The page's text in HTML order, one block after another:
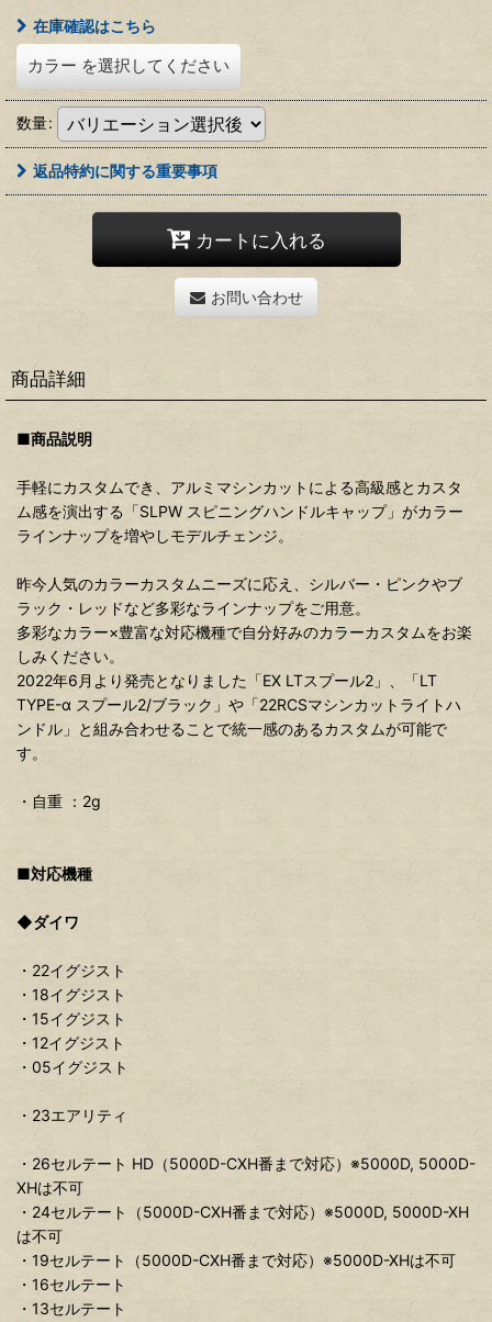
在庫確認はこちら
カラー を選択してください
数量:
返品特約に関する重要事項
カートに入れる
お問い合わせ
商品詳細
■商品説明
手軽にカスタムでき、アルミマシンカットによる高級感とカスタ
ム感を演出する「SLPW スピニングハンドルキャップ」がカラー
ラインナップを増やしモデルチェンジ。
昨今人気のカラーカスタムニーズに応え、シルバー・ピンクやブ
ラック・レッドなど多彩なラインナップをご用意。
多彩なカラー×豊富な対応機種で自分好みのカラーカスタムをお楽
しみください。
2022年6月より発売となりました「EX LTスプール2」、「LT
TYPE-α スプール2/ブラック」や「22RCSマシンカットライトハ
ンドル」と組み合わせることで統一感のあるカスタムが可能で
す。
・自重 ：2g
■対応機種
◆ダイワ
・22イグジスト
・18イグジスト
・15イグジスト
・12イグジスト
・05イグジスト
・23エアリティ
・26セルテート HD（5000D-CXH番まで対応）※5000D, 5000D-
XHは不可
・24セルテート（5000D-CXH番まで対応）※5000D, 5000D-XH
は不可
・19セルテート（5000D-CXH番まで対応）※5000D-XHは不可
・16セルテート
・13セルテート